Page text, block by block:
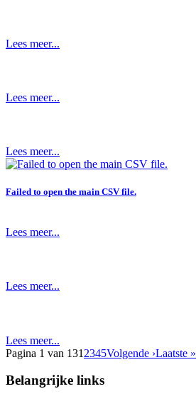
Lees meer...
Lees meer...
Lees meer...
Failed to open the main CSV file.
Lees meer...
Lees meer...
Lees meer...
Pagina 1 van 131 2345Volgende ›Laatste »
Belangrijke links